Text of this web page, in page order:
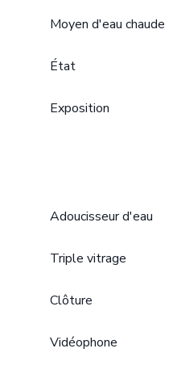
Moyen d'eau chaude
État
Exposition
Adoucisseur d'eau
Triple vitrage
Clôture
Vidéophone